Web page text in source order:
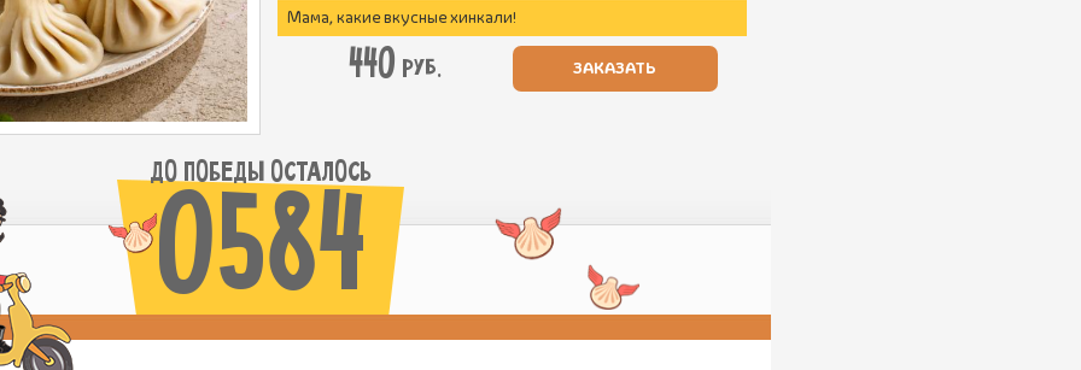
Мама, какие вкусные хинкали!
440 руб.
ДО ПОБЕДЫ ОСТАЛОСЬ
0584